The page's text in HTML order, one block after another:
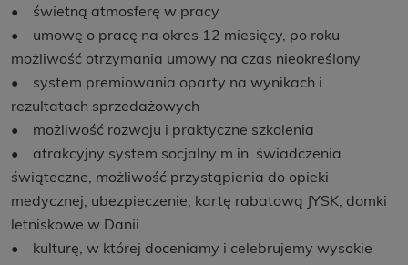
• świetną atmosferę w pracy
• umowę o pracę na okres 12 miesięcy, po roku
możliwość otrzymania umowy na czas nieokreślony
• system premiowania oparty na wynikach i
rezultatach sprzedażowych
• możliwość rozwoju i praktyczne szkolenia
• atrakcyjny system socjalny m.in. świadczenia
świąteczne, możliwość przystąpienia do opieki
medycznej, ubezpieczenie, kartę rabatową JYSK, domki
letniskowe w Danii
• kulturę, w której doceniamy i celebrujemy wysokie